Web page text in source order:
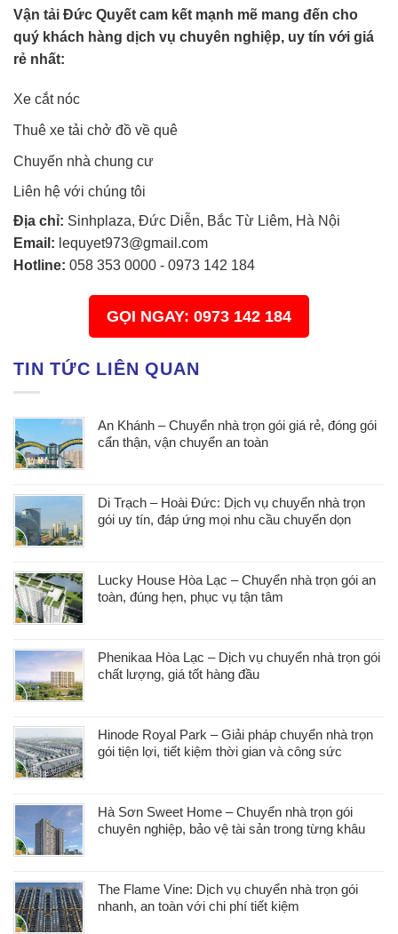
Vận tải Đức Quyết cam kết mạnh mẽ mang đến cho
quý khách hàng dịch vụ chuyên nghiệp, uy tín với giá
rẻ nhất:
Xe cắt nóc
Thuê xe tải chở đồ về quê
Chuyển nhà chung cư
Liên hệ với chúng tôi
Địa chỉ: Sinhplaza, Đức Diễn, Bắc Từ Liêm, Hà Nội
Email: lequyet973@gmail.com
Hotline: 058 353 0000 - 0973 142 184
GỌI NGAY: 0973 142 184
TIN TỨC LIÊN QUAN
An Khánh – Chuyển nhà trọn gói giá rẻ, đóng gói
cẩn thận, vận chuyển an toàn
Di Trạch – Hoài Đức: Dịch vụ chuyển nhà trọn
gói uy tín, đáp ứng mọi nhu cầu chuyển dọn
Lucky House Hòa Lạc – Chuyển nhà trọn gói an
toàn, đúng hẹn, phục vụ tận tâm
Phenikaa Hòa Lạc – Dịch vụ chuyển nhà trọn gói
chất lượng, giá tốt hàng đầu
Hinode Royal Park – Giải pháp chuyển nhà trọn
gói tiện lợi, tiết kiệm thời gian và công sức
Hà Sơn Sweet Home – Chuyển nhà trọn gói
chuyên nghiệp, bảo vệ tài sản trong từng khâu
The Flame Vine: Dịch vụ chuyển nhà trọn gói
nhanh, an toàn với chi phí tiết kiệm